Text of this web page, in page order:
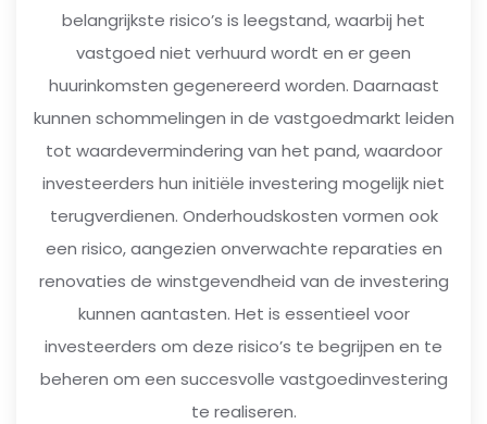
belangrijkste risico’s is leegstand, waarbij het
vastgoed niet verhuurd wordt en er geen
huurinkomsten gegenereerd worden. Daarnaast
kunnen schommelingen in de vastgoedmarkt leiden
tot waardevermindering van het pand, waardoor
investeerders hun initiële investering mogelijk niet
terugverdienen. Onderhoudskosten vormen ook
een risico, aangezien onverwachte reparaties en
renovaties de winstgevendheid van de investering
kunnen aantasten. Het is essentieel voor
investeerders om deze risico’s te begrijpen en te
beheren om een succesvolle vastgoedinvestering
te realiseren.